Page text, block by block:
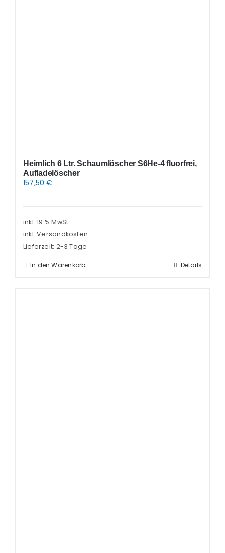
Heimlich 6 Ltr. Schaumlöscher S6He-4 fluorfrei,
Aufladelöscher
157,50€
inkl. 19 % MwSt.
inkl. Versandkosten
Lieferzeit: 2-3 Tage
In den Warenkorb Details